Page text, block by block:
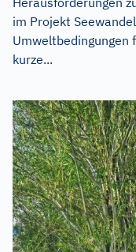
im Projekt
Umweltbedingungen
kurze...